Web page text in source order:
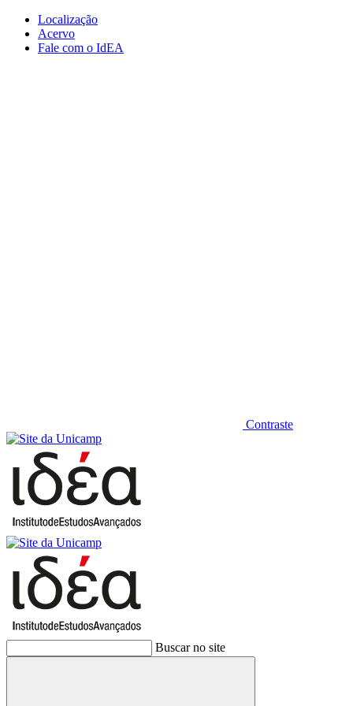
Conteúdo principal
Localização
Acervo
Fale com o IdEA
Contraste
Buscar no site